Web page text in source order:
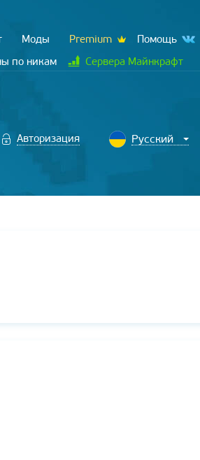
Моды Premium
Помощь
по никам Сервера Майнкрафт
Авторизация